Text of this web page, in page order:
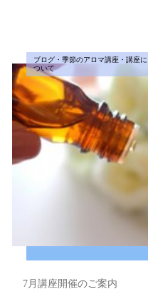
ブログ・季節のアロマ講座・講座に
ついて
7月講座開催のご案内